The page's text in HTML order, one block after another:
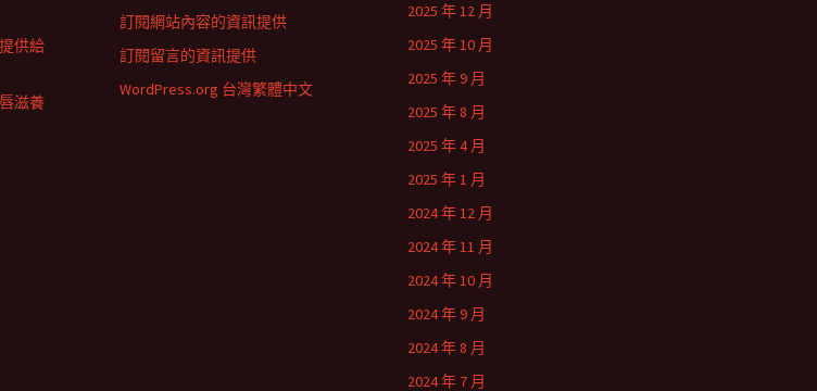
供給
滋養
2025 年 12 月
2025 年 10 月
2025 年 9 月
2025 年 8 月
2025 年 4 月
2025 年 1 月
2024 年 12 月
2024 年 11 月
2024 年 10 月
2024 年 9 月
2024 年 8 月
2024 年 7 月
訂閱網站內容的資訊提供
訂閱留言的資訊提供
WordPress.org 台灣繁體中文